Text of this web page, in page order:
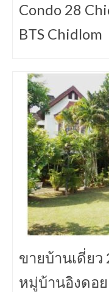
Condo 28
BTS Chidlom
ขายบ้านเดี่ยว
หมู่บ้านอิงดอย